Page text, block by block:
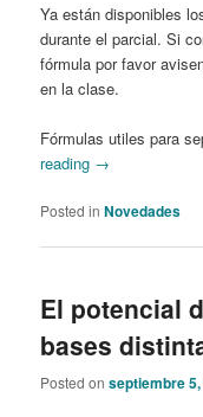
Ya están disponibles
durante el parcial. Si
fórmula por favor
en la clase.
Fórmulas utiles para
reading →
Posted in Novedades
El potencial
bases
Posted onseptiembre